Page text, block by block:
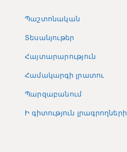
Պաշտոնական
Տեսանյութեր
Հայտարարություն
Համակարգի լրատու
Պարզաբանում
Ի գիտություն լրագրողների